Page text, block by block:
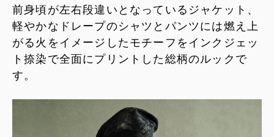
前身頃が左右段違いとなっているジャケット、
軽やかなドレープのシャツとパンツには燃え上
がる火をイメージしたモチーフをインクジェッ
ト捺染で全面にプリントした総柄のルックで
す。